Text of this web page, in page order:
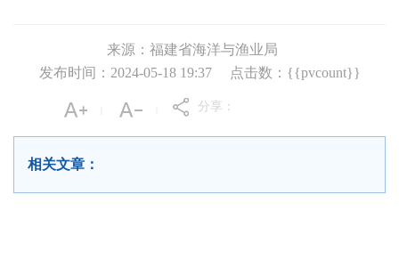
来源：福建省海洋与渔业局
发布时间：2024-05-18 19:37
点击数：{{pvcount}}
分享：
相关文章：